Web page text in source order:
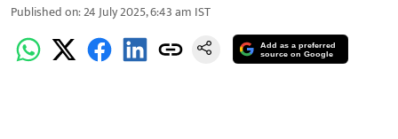
Published on:24 July 2025, 6:43 am IST
Add as a preferred
source on Google